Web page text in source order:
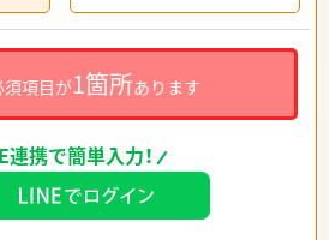
項目が1箇所あります
連携で簡単入力！